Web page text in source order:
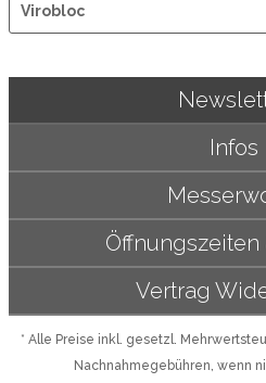
Virobloc
Öffnungszeiten
Infos
Vertrag
* Alle Preise inkl. gesetzl.
Nachnahmegebühren, wenn